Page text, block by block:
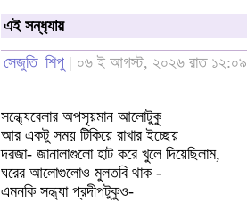
এই সন্ধ‍্যায়
সেজুতি_শিপু | ০৬ ই আগস্ট, ২০২৬ রাত ১২:০৯
সন্ধ্যেবেলার অপসৃয়মান আলোটুকু
আর একটু সময় টিকিয়ে রাখার ইচ্ছেয়
দরজা- জানালাগুলো হাট করে খুলে দিয়েছিলাম,
ঘরের আলোগুলোও মুলতবি থাক -
এমনকি সন্ধ্যা প্রদীপটুকুও-